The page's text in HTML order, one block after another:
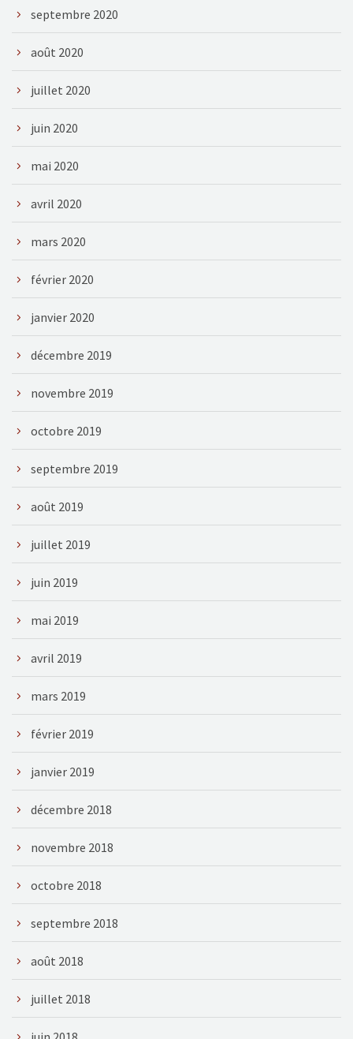
septembre 2020
août 2020
juillet 2020
juin 2020
mai 2020
avril 2020
mars 2020
février 2020
janvier 2020
décembre 2019
novembre 2019
octobre 2019
septembre 2019
août 2019
juillet 2019
juin 2019
mai 2019
avril 2019
mars 2019
février 2019
janvier 2019
décembre 2018
novembre 2018
octobre 2018
septembre 2018
août 2018
juillet 2018